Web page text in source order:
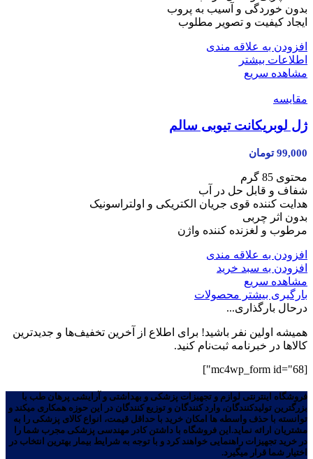
بدون خوردگی و آسیب به پروب
ایجاد کیفیت و تصویر مطلوب
افزودن به علاقه مندی
اطلاعات بیشتر
مشاهده سریع
مقایسه
ژل لوبریکانت تیوبی سالم
99,000 تومان
محتوی 85 گرم
شفاف و قابل حل در آب
هدایت کننده قوی جریان الکتریکی و اولتراسونیک
بدون اثر چربی
مرطوب و لغزنده کننده واژن
افزودن به علاقه مندی
افزودن به سبد خرید
مشاهده سریع
بارگیری بیشتر محصولات
درحال بارگذاری...
همیشه اولین نفر باشید! برای اطلاع از آخرین تخفیف‌ها و جدیدترین
کالاها در خبرنامه ثبت‌نام کنید.
[mc4wp_form id="68"]
فروشگاه اینترنتی لوازم و تجهیزات پزشکی و بهداشتی و آرایشی پرهان طب با
بزرگترین تولیدکنندگان، وارد کنندگان و توزیع کنندگان در این حوزه همکاری میکند و
توانسته با حذف واسطه ها امکان خرید با حداقل قیمت، انواع کالای پزشکی را به
مشتریان ارائه نماید.این فروشگاه با داشتن کادر مهندسی پزشکی مجرب شما را
در خرید تجهیزات راهنمایی خواهند کرد و با توجه به شرایط بیمار بهترین انتخاب در
اختیار شما قرار میگیرد.